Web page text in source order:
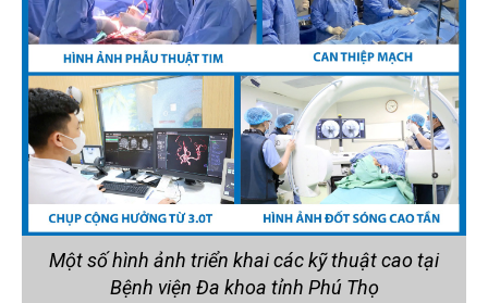
Một số hình ảnh triển khai các kỹ thuật cao tại
Bệnh viện Đa khoa tỉnh Phú Thọ